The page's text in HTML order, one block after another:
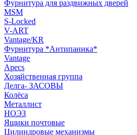
Фурнитура для раздвижных дверей
MSM
S-Locked
V-ART
Vantage/KR
Фурнитура *Антипаника*
Vantage
Apecs
Хозяйственная группа
Делга- ЗАСОВЫ
Колёса
Металлист
НОЭЗ
Ящики почтовые
Цилиндровые механизмы